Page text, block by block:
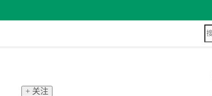
+ 关注